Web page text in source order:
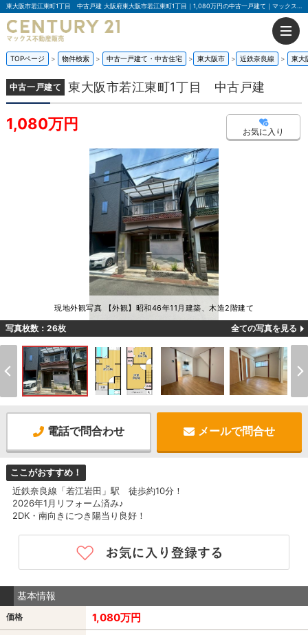
TOPページ 物件検索 中古一戸建て・中古住宅 東大阪市 近鉄奈良線 東大
中古一戸建て 東大阪市若江東町1丁目 中古戸建
1,080万円 お気に入り
現地外観写真 【外観】昭和46年11月建築、木造2階建て
写真枚数：26枚 全ての写真を見る
電話で問合わせ メールで問合せ
ここがおすすめ！
近鉄奈良線「若江岩田」駅 徒歩約10分！
2026年1月リフォーム済み♪
2DK・南向きにつき陽当り良好！
基本情報
価格 1,080万円